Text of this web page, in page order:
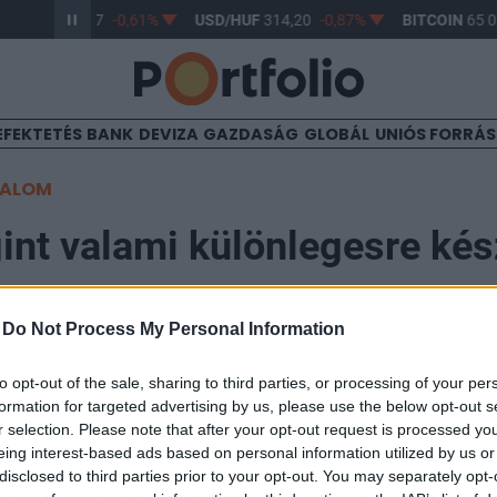
Do Not Process My Personal Information
opt-out of the sale, sharing to third parties, or processing of your
for targeted advertising by us, please use the below opt-out
selection. Please note that after your opt-out request is processed
interest-based ads based on personal information utilized by us
to third parties prior to your opt-out. You may separately
363,17 -0,61% USD/HUF314,20 -0,87% BITCOIN65
BANK DEVIZA GAZDASÁG GLOBÁL UNIÓS
valami különlegesre
a Re/Code technológiai blog értesülése, mely szerint
tervez. A cupertinói vállalat szerdán